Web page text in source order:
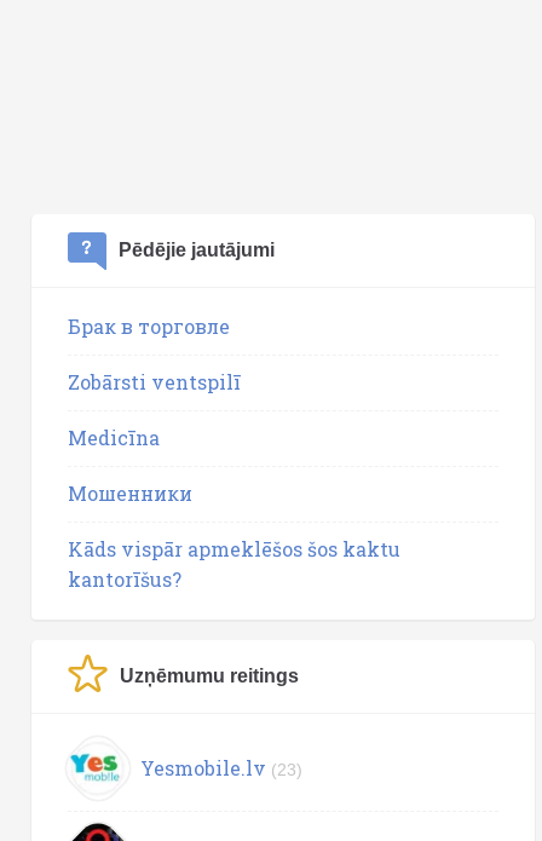
Pēdējie jautājumi
Брак в торговле
Zobārsti ventspilī
Medicīna
Мошенники
Kāds vispār apmeklēšos šos kaktu
kantorīšus?
Uzņēmumu reitings
Yesmobile.lv (23)